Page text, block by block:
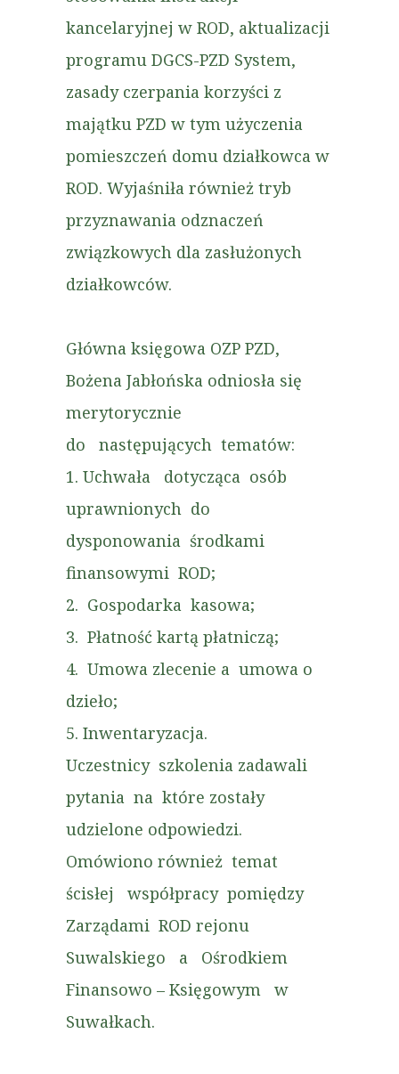
kancelaryjnej w ROD, aktualizacji
programu DGCS-PZD System,
zasady czerpania korzyści z
majątku PZD w tym użyczenia
pomieszczeń domu działkowca w
ROD. Wyjaśniła również tryb
przyznawania odznaczeń
związkowych dla zasłużonych
działkowców.
Główna księgowa OZP PZD,
Bożena Jabłońska odniosła się
merytorycznie
do następujących tematów:
1. Uchwała dotycząca osób
uprawnionych do
dysponowania środkami
finansowymi ROD;
2. Gospodarka kasowa;
3. Płatność kartą płatniczą;
4. Umowa zlecenie a umowa o
dzieło;
5. Inwentaryzacja.
Uczestnicy szkolenia zadawali
pytania na które zostały
udzielone odpowiedzi.
Omówiono również temat
ścisłej współpracy pomiędzy
Zarządami ROD rejonu
Suwalskiego a Ośrodkiem
Finansowo – Księgowym w
Suwałkach.